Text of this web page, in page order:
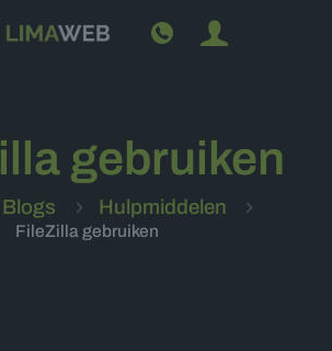
gebruiken
Blogs Hulpmiddelen
FileZilla gebruiken